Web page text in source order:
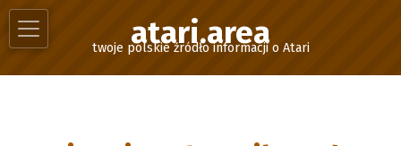
atari.area
twoje polskie źródło informacji o Atari